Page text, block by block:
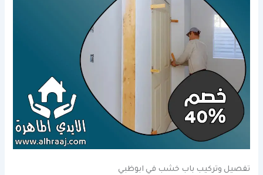
تفصيل وتركيب باب خشب في ابوظبي